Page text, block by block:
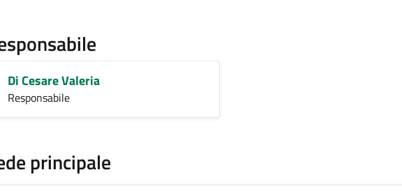
Di Cesare Valeria
Responsabile
principale